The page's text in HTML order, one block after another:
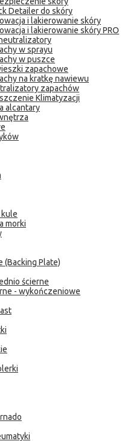
Detailer do skóry
i lakierowanie skóry
i lakierowanie skóry PRO
w sprayu
w puszce
zapachowe
na kratkę nawiewu
zapachów
Klimatyzacji
alcantary
morki
(Backing Plate)
ścierne
- wykończeniowe